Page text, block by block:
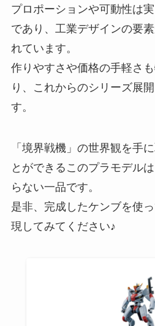
プロポーションや可動性は
であり、工業デザインの要
れています。
作りやすさや価格の手軽さ
り、これからのシリーズ展
す。
「境界戦機」の世界観を手
とができるこのプラモデル
らない一品です。
是非、完成したケンブを使
現してみてください♪